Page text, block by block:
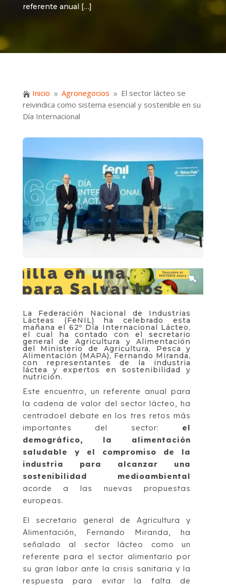
referente anual […]
 Inicio 9 Agronegocios 9 El sector lácteo se
reivindica como sistema esencial y sostenible en su
Día Internacional
La Federación Nacional de Industrias
Lácteas (FeNIL) ha celebrado esta
mañana el 62º Día Internacional Lácteo,
el cual ha contado con el secretario
general de Agricultura y Alimentación
del Ministerio de Agricultura, Pesca y
Alimentación (MAPA), Fernando Miranda,
con representantes de la industria
láctea y expertos en sostenibilidad y
nutrición.
Este encuentro, un referente anual para
la cadena de valor del sector lácteo, ha
centradoel debate en los tres retos más
importantes del sector: el
demográfico, la alimentación
saludable y el compromiso de la
industria para alcanzar una
sostenibilidad medioambiental
acorde a las nuevas propuestas
europeas.
El secretario general de Agricultura y
Alimentación, Fernando Miranda, ha
señalado al sector lácteo como un
referente para el sector alimentario por
su gran labor ante la crisis sanitaria y la
respuesta para evitar la falta de